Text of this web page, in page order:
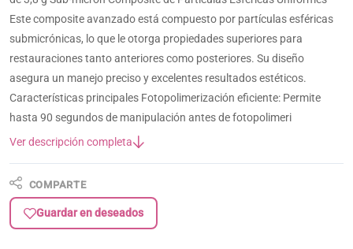
Este composite avanzado está compuesto por partículas esféricas
submicrónicas, lo que le otorga propiedades superiores para
restauraciones tanto anteriores como posteriores. Su diseño
asegura un manejo preciso y excelentes resultados estéticos.
Características principales Fotopolimerización eficiente: Permite
hasta 90 segundos de manipulación antes de fotopolimeri
Ver descripción completa
COMPARTE
Guardar en deseados